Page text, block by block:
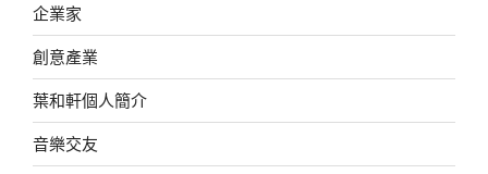
企業家
創意產業
葉和軒個人簡介
音樂交友